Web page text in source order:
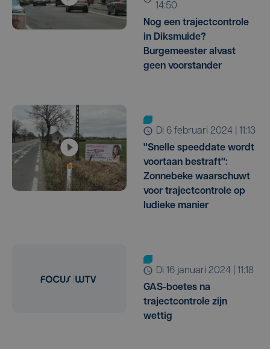
14:50
Nog een trajectcontrole
in Diksmuide?
Burgemeester alvast
geen voorstander
di 6 februari 2024 | 11:13
"Snelle speeddate wordt
voortaan bestraft":
Zonnebeke waarschuwt
voor trajectcontrole op
ludieke manier
di 16 januari 2024 | 11:18
GAS-boetes na
trajectcontrole zijn
wettig